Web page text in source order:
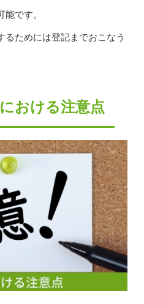
です。
るためには登記までおこなう
おける注意点